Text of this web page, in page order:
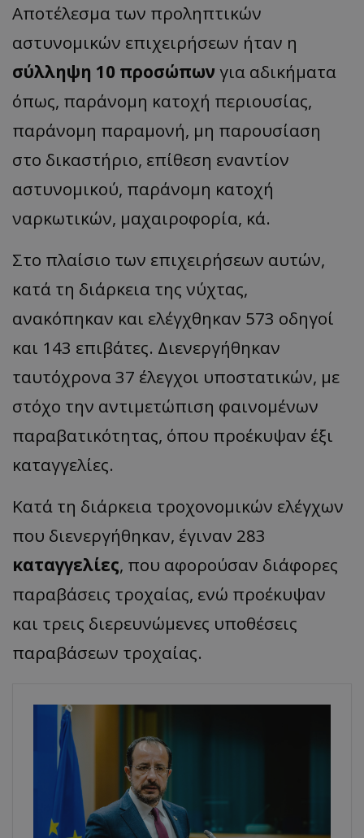
Αποτέλεσμα των προληπτικών
αστυνομικών επιχειρήσεων ήταν η
σύλληψη 10 προσώπων για αδικήματα
όπως, παράνομη κατοχή περιουσίας,
παράνομη παραμονή, μη παρουσίαση
στο δικαστήριο, επίθεση εναντίον
αστυνομικού, παράνομη κατοχή
ναρκωτικών, μαχαιροφορία, κά.
Στο πλαίσιο των επιχειρήσεων αυτών,
κατά τη διάρκεια της νύχτας,
ανακόπηκαν και ελέγχθηκαν 573 οδηγοί
και 143 επιβάτες. Διενεργήθηκαν
ταυτόχρονα 37 έλεγχοι υποστατικών, με
στόχο την αντιμετώπιση φαινομένων
παραβατικότητας, όπου προέκυψαν έξι
καταγγελίες.
Κατά τη διάρκεια τροχονομικών ελέγχων
που διενεργήθηκαν, έγιναν 283
καταγγελίες, που αφορούσαν διάφορες
παραβάσεις τροχαίας, ενώ προέκυψαν
και τρεις διερευνώμενες υποθέσεις
παραβάσεων τροχαίας.